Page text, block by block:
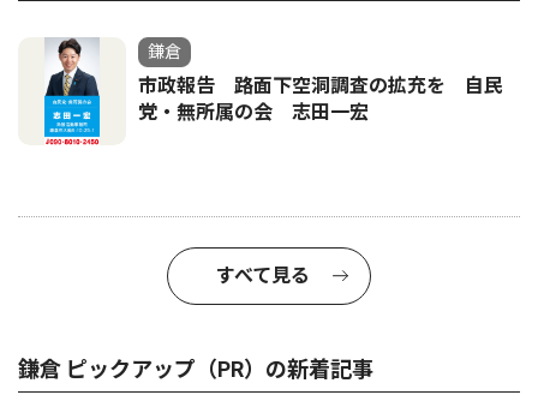
鎌倉
市政報告 路面下空洞調査の拡充を 自民
党・無所属の会 志田一宏
すべて見る
鎌倉 ピックアップ（PR）の新着記事